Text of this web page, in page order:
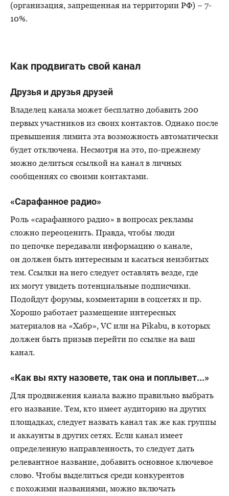
(организация, запрещенная на территории РФ) − 7-
10%.
Как продвигать свой канал
Друзья и друзья друзей
Владелец канала может бесплатно добавить 200
первых участников из своих контактов. Однако после
превышения лимита эта возможность автоматически
будет отключена. Несмотря на это, по-прежнему
можно делиться ссылкой на канал в личных
сообщениях со своими контактами.
«Сарафанное радио»
Роль «сарафанного радио» в вопросах рекламы
сложно переоценить. Правда, чтобы люди
по цепочке передавали информацию о канале,
он должен быть интересным и касаться неизбитых
тем. Ссылки на него следует оставлять везде, где
их могут увидеть потенциальные подписчики.
Подойдут форумы, комментарии в соцсетях и пр.
Хорошо работает размещение интересных
материалов на «Хабр», VC или на Pikabu, в которых
должен быть призыв перейти по ссылке на ваш
канал.
«Как вы яхту назовете, так она и поплывет...»
Для продвижения канала важно правильно выбрать
его название. Тем, кто имеет аудиторию на других
площадках, следует назвать канал так же как группы
и аккаунты в других сетях. Если канал имеет
определенную направленность, то следует дать
релевантное название, добавить основное ключевое
слово. Чтобы выделиться среди конкурентов
с похожими названиями, можно включать